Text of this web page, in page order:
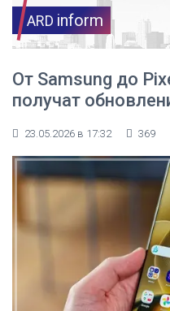
ARD inform
От Samsung до
получат
23.05.2026 в 17:32 369